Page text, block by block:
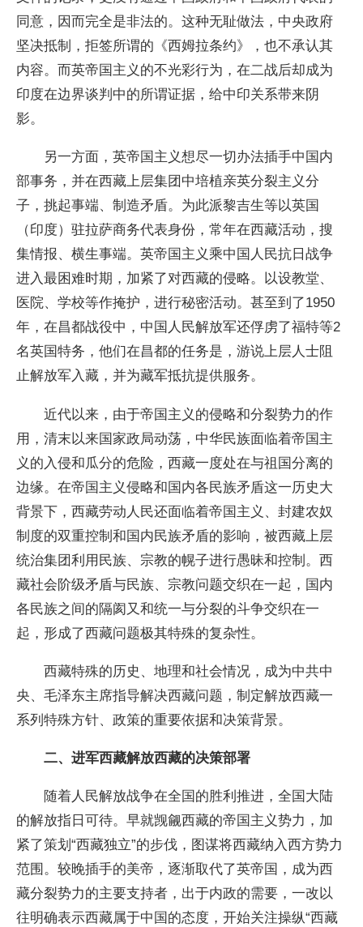
同意，因而完全是非法的。这种无耻做法，中央政府
坚决抵制，拒签所谓的《西姆拉条约》，也不承认其
内容。而英帝国主义的不光彩行为，在二战后却成为
印度在边界谈判中的所谓证据，给中印关系带来阴
影。
另一方面，英帝国主义想尽一切办法插手中国内
部事务，并在西藏上层集团中培植亲英分裂主义分
子，挑起事端、制造矛盾。为此派黎吉生等以英国
（印度）驻拉萨商务代表身份，常年在西藏活动，搜
集情报、横生事端。英帝国主义乘中国人民抗日战争
进入最困难时期，加紧了对西藏的侵略。以设教堂、
医院、学校等作掩护，进行秘密活动。甚至到了1950
年，在昌都战役中，中国人民解放军还俘虏了福特等2
名英国特务，他们在昌都的任务是，游说上层人士阻
止解放军入藏，并为藏军抵抗提供服务。
近代以来，由于帝国主义的侵略和分裂势力的作
用，清末以来国家政局动荡，中华民族面临着帝国主
义的入侵和瓜分的危险，西藏一度处在与祖国分离的
边缘。在帝国主义侵略和国内各民族矛盾这一历史大
背景下，西藏劳动人民还面临着帝国主义、封建农奴
制度的双重控制和国内民族矛盾的影响，被西藏上层
统治集团利用民族、宗教的幌子进行愚昧和控制。西
藏社会阶级矛盾与民族、宗教问题交织在一起，国内
各民族之间的隔阂又和统一与分裂的斗争交织在一
起，形成了西藏问题极其特殊的复杂性。
西藏特殊的历史、地理和社会情况，成为中共中
央、毛泽东主席指导解决西藏问题，制定解放西藏一
系列特殊方针、政策的重要依据和决策背景。
二、进军西藏解放西藏的决策部署
随着人民解放战争在全国的胜利推进，全国大陆
的解放指日可待。早就觊觎西藏的帝国主义势力，加
紧了策划“西藏独立”的步伐，图谋将西藏纳入西方势力
范围。较晚插手的美帝，逐渐取代了英帝国，成为西
藏分裂势力的主要支持者，出于内政的需要，一改以
往明确表示西藏属于中国的态度，开始关注操纵“西藏